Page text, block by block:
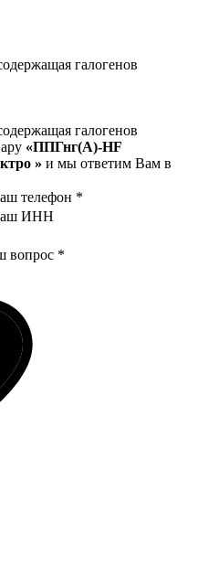
галогенов
галогенов
«ППГнг(А)-HF
» и мы ответим Вам в
телефон *
ИНН
вопрос *